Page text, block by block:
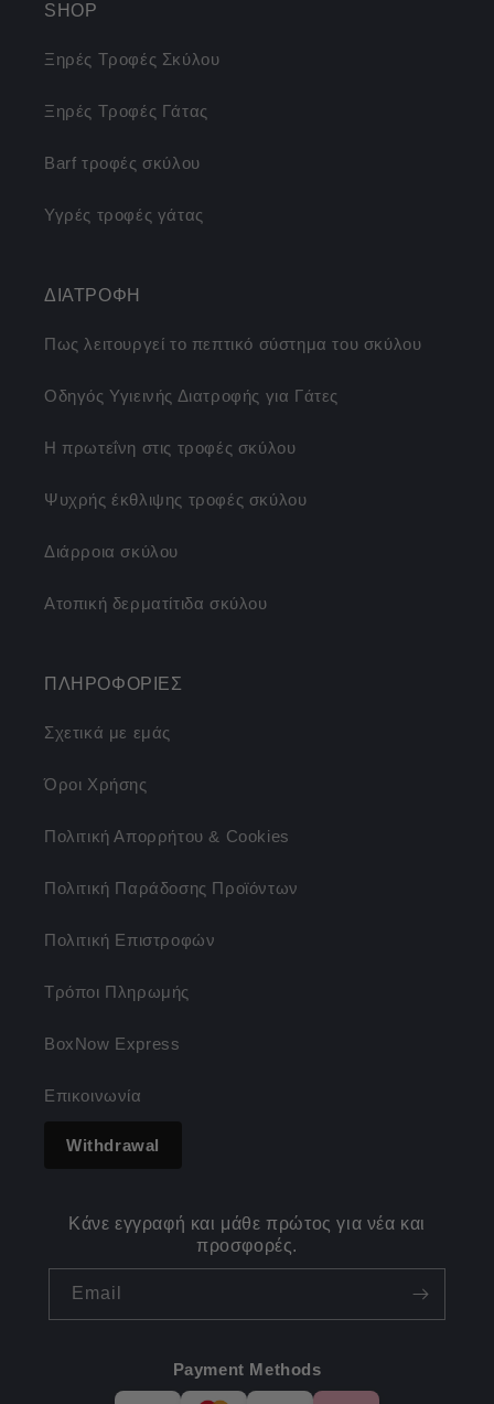
SHOP
Ξηρές Τροφές Σκύλου
Ξηρές Τροφές Γάτας
Barf τροφές σκύλου
Υγρές τροφές γάτας
ΔΙΑΤΡΟΦΗ
Πως λειτουργεί το πεπτικό σύστημα του σκύλου
Οδηγός Υγιεινής Διατροφής για Γάτες
Η πρωτεΐνη στις τροφές σκύλου
Ψυχρής έκθλιψης τροφές σκύλου
Διάρροια σκύλου
Ατοπική δερματίτιδα σκύλου
ΠΛΗΡΟΦΟΡΙΕΣ
Σχετικά με εμάς
Όροι Χρήσης
Πολιτική Απορρήτου & Cookies
Πολιτική Παράδοσης Προϊόντων
Πολιτική Επιστροφών
Τρόποι Πληρωμής
BoxNow Express
Επικοινωνία
Withdrawal
Κάνε εγγραφή και μάθε πρώτος για νέα και
προσφορές.
Email
Payment Methods